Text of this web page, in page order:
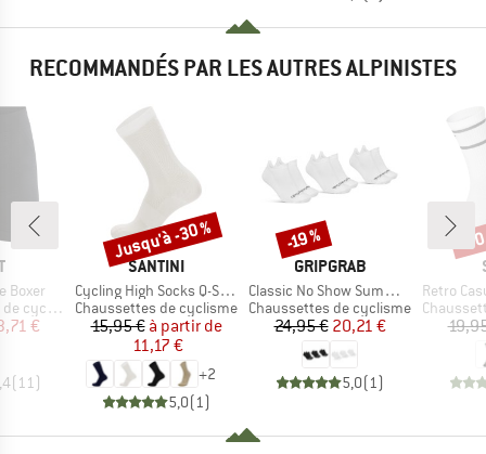
RECOMMANDÉS PAR LES AUTRES ALPINISTES
Boxer
réduit
€
(11)
MARQUE
SANTINI
Article
Cycling High Socks Q-Skin Puro
Product group
Chaussettes de cyclisme
Prix
15,95 € Prix réduit
à partir de
11,17 €
+2
5,0(1)
Remise
Jusqu'à -30 %
MARQUE
GRIPGRAB
Article
Classic No Show Summer Socks 3-Pack
Product group
Chaussettes de cyclisme
Prix
24,95 €Prix réduit
20,21 €
5,0(1)
Remise
-19 %
Article
Retro
Product
-